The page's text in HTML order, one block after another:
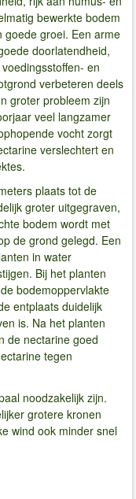
bewerkte bodem
goede groei. Een arme
doorlatendheid,
en
verbeteren deels
groter probleem zijn
veel langzamer
vocht zorgt
verslechtert en
plaats tot de
groter uitgegraven,
bodem wordt met
de grond gelegd. Een
in water
Bij het planten
bodemoppervlakte
entplaats duidelijk
is. Na het planten
de nectarine goed
tegen
noodzakelijk zijn.
grotere kronen
wind ook minder snel